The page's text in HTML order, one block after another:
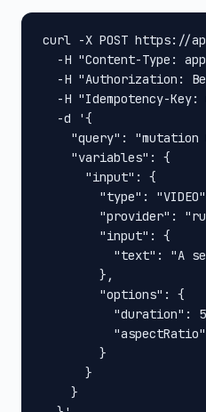
curl -X POST https://
-H "Content-Type:
-H "Authorization:
-H "Idempotency-Key:
  -d '{
"query": "mutation
    "variables": {
      "input": {
"type":
"provider":
        "input": {
"text": "A
        },
        "options": {
"duration":
        }
      }
    }